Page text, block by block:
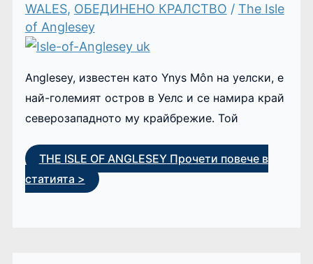
WALES, ОБЕДИНЕНО КРАЛСТВО / The Isle
of Anglesey
Anglesey, известен като Ynys Môn на уелски, е
най-големият остров в Уелс и се намира край
северозападното му крайбрежие. Той
THE ISLE OF ANGLESEYПрочети повече в
статията >